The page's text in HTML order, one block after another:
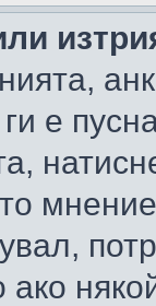
ги е
ако